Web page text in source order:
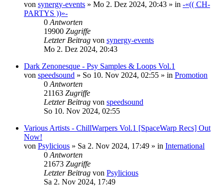
von synergy-events » Mo 2. Dez 2024, 20:43 » in -«(( CH-
PARTYS ))»-
0 Antworten
19900 Zugriffe
Letzter Beitrag von synergy-events
Mo 2. Dez 2024, 20:43
Dark Zenonesque - Psy Samples & Loops Vol.1
von speedsound » So 10. Nov 2024, 02:55 » in Promotion
0 Antworten
21163 Zugriffe
Letzter Beitrag von speedsound
So 10. Nov 2024, 02:55
Various Artists - ChillWarpers Vol.1 [SpaceWarp Recs] Out
Now!
von Psylicious » Sa 2. Nov 2024, 17:49 » in International
0 Antworten
21673 Zugriffe
Letzter Beitrag von Psylicious
Sa 2. Nov 2024, 17:49